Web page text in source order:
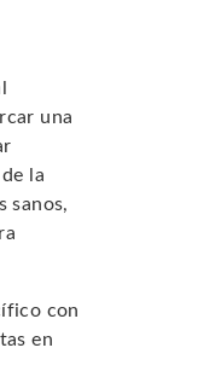
una
la
sanos,
con
en